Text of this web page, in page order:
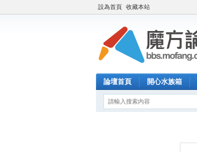
設為首頁 收藏本站
論壇首頁 開心水族箱